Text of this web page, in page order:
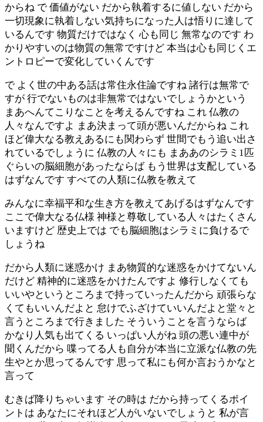
からね で 価値がない だから執着するに値しない だから
一切現象に執着しない気持ちになった人は悟りに達して
いるんです 物質だけではなく 心も同じ 無常なのです わ
かりやすいのは物質の無常ですけど 本当は心も同じくエ
ントロピーで変化していくんです
で よく世の中ある話は常住永住論ですね 諸行は無常で
すが 行でないものは非無常ではないでしょうかという
まあへんてこりなことを考えるんですね これ 仏教の
人々なんですよ まあ決まって頭が悪いんだからね これ
ほど偉大なる教えあるにも関わらず 世間でもう追い出さ
れているでしょうに 仏教の人々にも まああのシラミ1匹
ぐらいの脳細胞があったならば もう世界は支配している
はずなんです すべての人類に仏教を教えて
みんなに幸福平和な生き方を教えてあげるはずなんです
ここで偉大なる仏様 神様と尊敬している人々はたくさん
いますけど 歴史上では でも脳細胞はシラミに負けるで
しょうね
だから人類に迷惑かけ まあ物質的な迷惑をかけてないん
だけど 精神的に迷惑をかけたんですよ 修行しなくても
いいやというところまで持っていったんだから 頑張らな
くてもいいんだよと 怠けでふざけていいんだよと堂々と
言うところまで行きました そういうことを言うならば
かなり人気も出てくる いっぱい人がね 頭の悪い連中が
聞くんだから 喋ってる人も自分が本当に立派な仏教の先
生やとか思ってるんです 思って私にも何か言おうかなと
言って
むきば降りちゃいます その時は だから持ってくるポイ
ントは あなたにそれほど人がいないでしょうと 私が言